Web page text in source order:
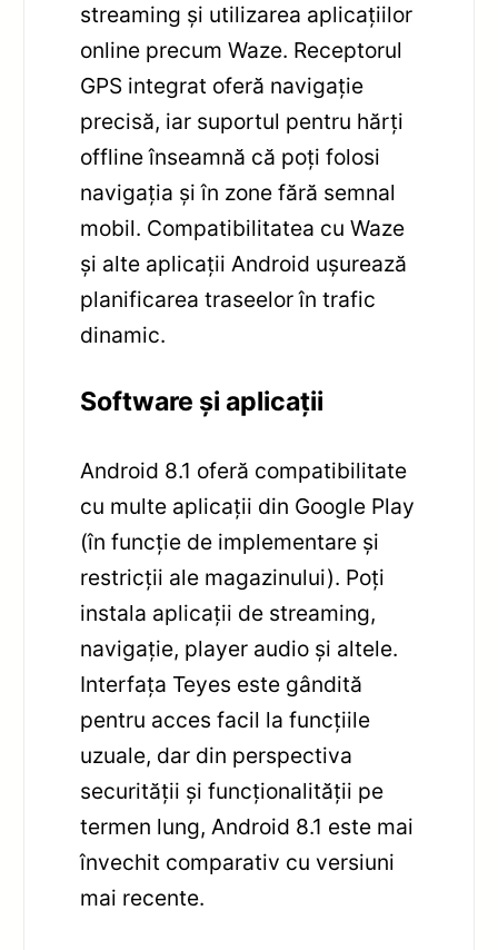
streaming și utilizarea aplicațiilor
online precum Waze. Receptorul
GPS integrat oferă navigație
precisă, iar suportul pentru hărți
offline înseamnă că poți folosi
navigația și în zone fără semnal
mobil. Compatibilitatea cu Waze
și alte aplicații Android ușurează
planificarea traseelor în trafic
dinamic.
Software și aplicații
Android 8.1 oferă compatibilitate
cu multe aplicații din Google Play
(în funcție de implementare și
restricții ale magazinului). Poți
instala aplicații de streaming,
navigație, player audio și altele.
Interfața Teyes este gândită
pentru acces facil la funcțiile
uzuale, dar din perspectiva
securității și funcționalității pe
termen lung, Android 8.1 este mai
învechit comparativ cu versiuni
mai recente.